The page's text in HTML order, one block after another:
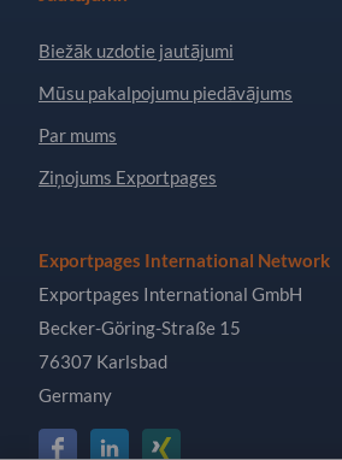
Biežāk uzdotie jautājumi
Mūsu pakalpojumu piedāvājums
Par mums
Ziņojums Exportpages
Exportpages International Network
Exportpages International GmbH
Becker-Göring-Straße 15
76307 Karlsbad
Germany